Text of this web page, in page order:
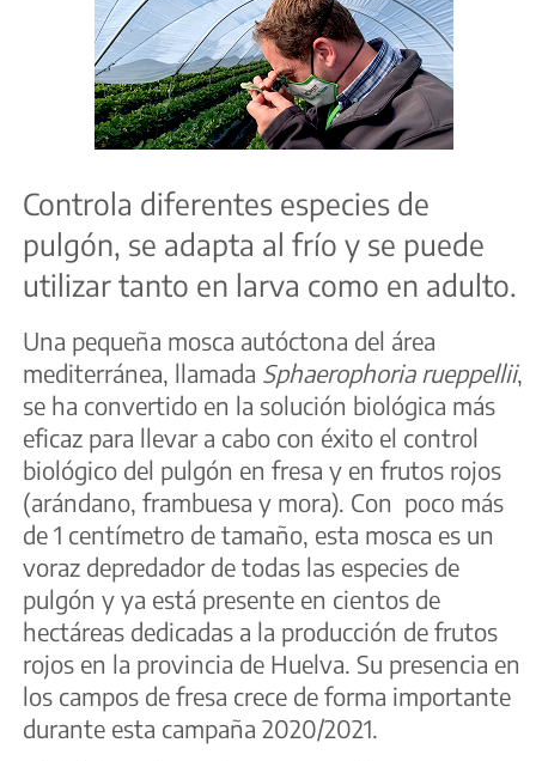
Controla diferentes especies de
pulgón, se adapta al frío y se puede
utilizar tanto en larva como en adulto.
Una pequeña mosca autóctona del área
mediterránea, llamada Sphaerophoria rueppellii,
se ha convertido en la solución biológica más
eficaz para llevar a cabo con éxito el control
biológico del pulgón en fresa y en frutos rojos
(arándano, frambuesa y mora). Con poco más
de 1 centímetro de tamaño, esta mosca es un
voraz depredador de todas las especies de
pulgón y ya está presente en cientos de
hectáreas dedicadas a la producción de frutos
rojos en la provincia de Huelva. Su presencia en
los campos de fresa crece de forma importante
durante esta campaña 2020/2021.